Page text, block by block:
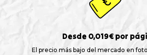
Desde 0,019€ por
El precio más bajo del mercado en